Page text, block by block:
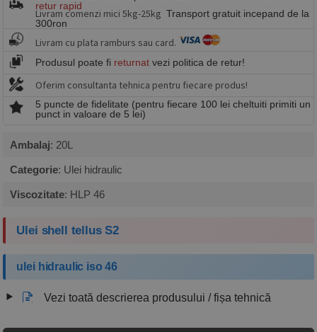
retur rapid
Livram comenzi mici 5kg-25kg Transport gratuit incepand de la
300ron
Livram cu plata ramburs sau card.
Produsul poate fi returnat vezi politica de retur!
Oferim consultanta tehnica pentru fiecare produs!
5 puncte de fidelitate (pentru fiecare 100 lei cheltuiti primiti un
punct in valoare de 5 lei)
Ambalaj: 20L
Categorie: Ulei hidraulic
Viscozitate: HLP 46
Ulei shell tellus S2
ulei hidraulic iso 46
Vezi toată descrierea produsului / fișa tehnică